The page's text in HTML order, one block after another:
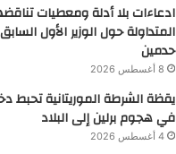
ادعاءات بلا أدلة ومعطيات
المتداولة حول الوزير الأول
حدمين
8 أغسطس 2026
يقظة الشرطة الموريتانية تحبط
في هجوم برلين إلى البلاد
4 أغسطس 2026